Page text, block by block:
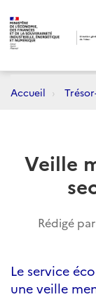
Accueil
Veille
Rédigé
Le service
une veille